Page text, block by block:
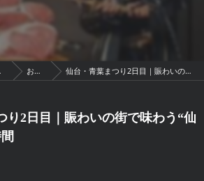
達哉 お知らせ 仙台・青葉まつり2日目｜賑わいの街で味わう“仙台牛”の贅沢時間
り2日目｜賑わいの街で味わう“仙